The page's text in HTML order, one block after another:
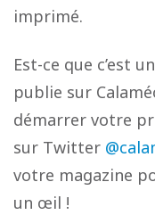
imprimé.
Est-ce que c’est
publie sur
démarrer votre
sur Twitter
votre magazine
un œil !